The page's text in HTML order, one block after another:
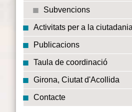
Subvencions
Activitats per a la ciutadania
Publicacions
Taula de coordinació
Girona, Ciutat d'Acollida
Contacte